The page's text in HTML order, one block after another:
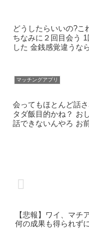
どうしたらいいの?こ
ちなみに２回目会う
した 金銭感覚違うな
マッチングアプリ
会ってもほとんど話
タダ飯目的かね？ お
話できないんやろ お
【悲報】ワイ、マチ
何の成果も得られず